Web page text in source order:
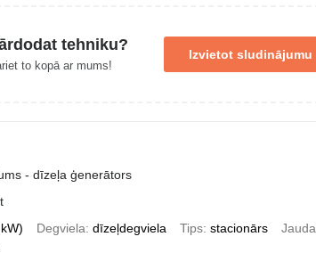
tehniku?
to kopā ar mums!
Izvietot sludinājumu
- dīzeļa ģenerātors
Degviela dīzeļdegviela Tips stacionārs Jauda